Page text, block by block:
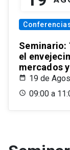
Seminario:
el
mercados
19 de
09:00 a